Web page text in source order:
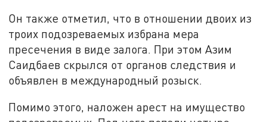
Он также отметил, что в отношении двоих из
троих подозреваемых избрана мера
пресечения в виде залога. При этом Азим
Саидбаев скрылся от органов следствия и
объявлен в международный розыск.
Помимо этого, наложен арест на имущество